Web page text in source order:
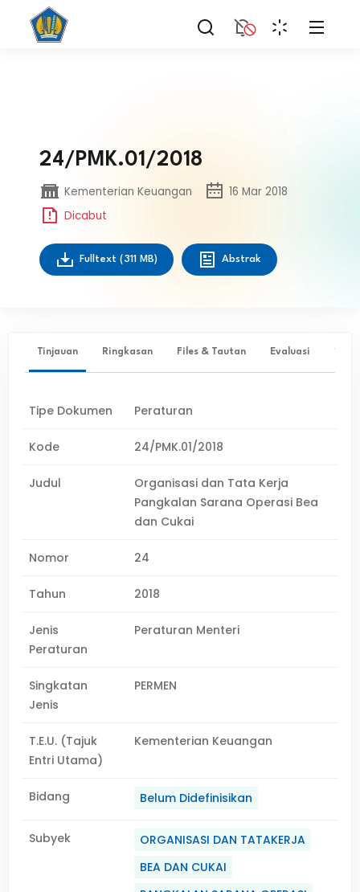
24/PMK.01/2018
Kementerian Keuangan
16 Mar 2018
Dicabut
Fulltext (311 MB) Abstrak
Tinjauan Ringkasan Files & Tautan Evaluasi ✨
Tipe Dokumen Peraturan
Kode 24/PMK.01/2018
Judul
Organisasi dan Tata Kerja
Pangkalan Sarana Operasi Bea
dan Cukai
Nomor 24
Tahun 2018
Jenis
Peraturan
Peraturan Menteri
Singkatan
Jenis
PERMEN
T.E.U. (Tajuk
Entri Utama)
Kementerian Keuangan
Bidang Belum Didefinisikan
Subyek
ORGANISASI DAN TATAKERJA
BEA DAN CUKAI